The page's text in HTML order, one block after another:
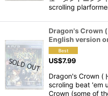
scrolling
Dragon's Crown (
English version
US$7.99
Dragon's Crown (
scroling beat 'em
Crown (some of